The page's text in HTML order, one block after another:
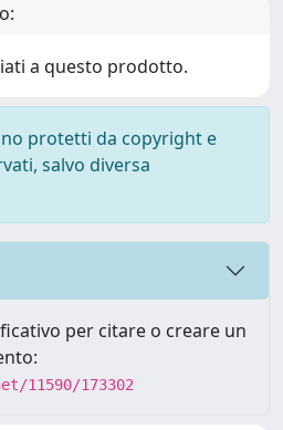
a questo prodotto.
protetti da copyright e
salvo diversa
per citare o creare un
11590/173302